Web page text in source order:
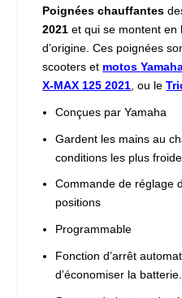
Poignées chauffantes
2021 et qui se montent en
d’origine. Ces poignées
scooters et motos
X-MAX 125 2021 , ou le
Conçues par Yamaha
Gardent les mains au
conditions les plus
Commande de réglage
positions
Programmable
Fonction d’arrêt
d’économiser la batterie.